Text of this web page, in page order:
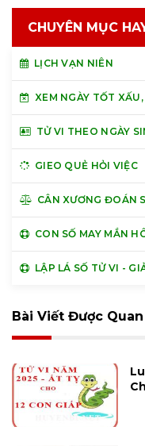
CHUYÊN MỤC
LỊCH VẠN NIÊN
XEM NGÀY TỐT
TỬ VI THEO NGÀY
GIEO QUẺ HỎI VIỆC
CÂN XƯƠNG ĐOÁN
CON SỐ MAY MẮN
LẬP LÁ SỐ TỬ VI -
Bài Viết Được